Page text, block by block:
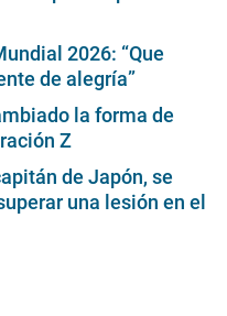
2026: “Que
de alegría”
la forma de
Z
de Japón, se
una lesión en el